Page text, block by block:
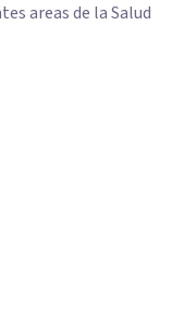
areas de la Salud